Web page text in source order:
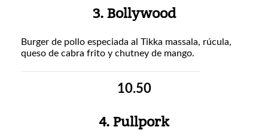
3. Bollywood
Burger de pollo especiada al Tikka massala, rúcula,
queso de cabra frito y chutney de mango.
10.50
4. Pullpork